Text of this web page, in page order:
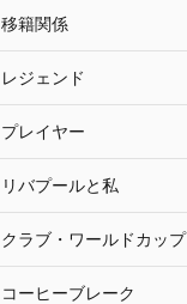
移籍関係
レジェンド
プレイヤー
リバプールと私
クラブ・ワールドカップ
コーヒーブレーク